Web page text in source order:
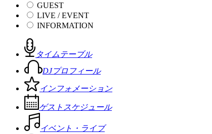
GUEST
LIVE / EVENT
INFORMATION
タイムテーブル
DJプロフィール
インフォメーション
ゲストスケジュール
イベント・ライブ